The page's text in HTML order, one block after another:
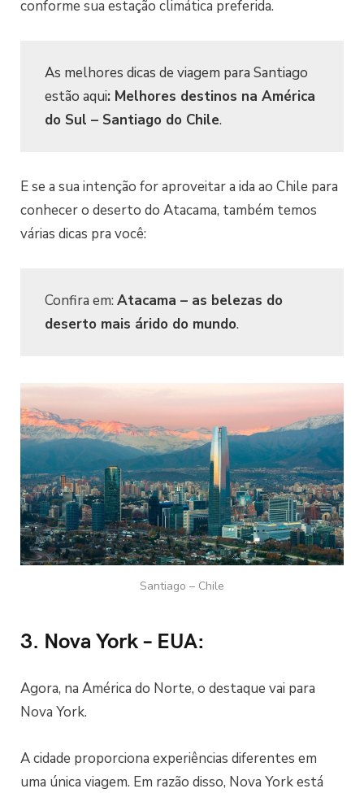
conforme sua estação climática preferida.
As melhores dicas de viagem para Santiago
estão aqui: Melhores destinos na América
do Sul – Santiago do Chile.
E se a sua intenção for aproveitar a ida ao Chile para
conhecer o deserto do Atacama, também temos
várias dicas pra você:
Confira em: Atacama – as belezas do
deserto mais árido do mundo.
Santiago – Chile
3. Nova York – EUA:
Agora, na América do Norte, o destaque vai para
Nova York.
A cidade proporciona experiências diferentes em
uma única viagem. Em razão disso, Nova York está